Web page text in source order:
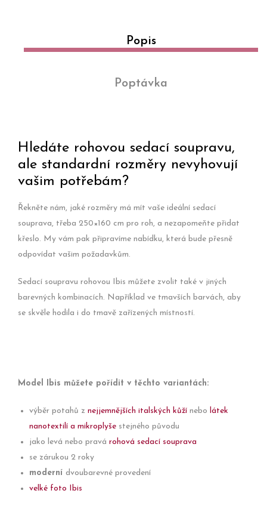
Popis
Poptávka
Hledáte rohovou sedací soupravu,
ale standardní rozměry nevyhovují
vašim potřebám?
Řekněte nám, jaké rozměry má mít vaše ideální sedací
souprava, třeba 250×160 cm pro roh, a nezapomeňte přidat
křeslo. My vám pak připravíme nabídku, která bude přesně
odpovídat vašim požadavkům.
Sedací soupravu rohovou Ibis můžete zvolit také v jiných
barevných kombinacích. Například ve tmavších barvách, aby
se skvěle hodila i do tmavě zařízených místností.
Model Ibis můžete pořídit v těchto variantách:
výběr potahů z nejjemnějších italských kůží nebo látek
nanotextilí a mikroplyše stejného původu
jako levá nebo pravá rohová sedací souprava
se zárukou 2 roky
moderní dvoubarevné provedení
velké foto Ibis